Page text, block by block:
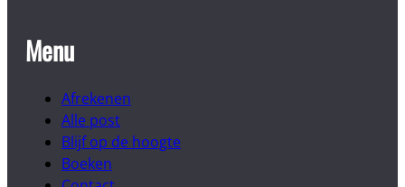
Menu
Afrekenen
Alle post
Blijf op de hoogte
Boeken